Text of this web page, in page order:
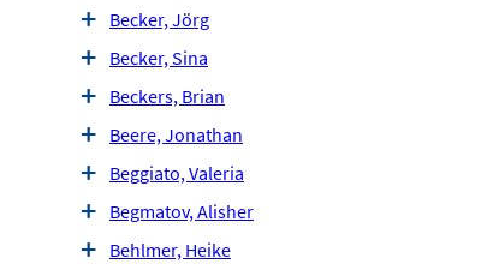
Becker, Jörg
Becker, Sina
Beckers, Brian
Beere, Jonathan
Beggiato, Valeria
Begmatov, Alisher
Behlmer, Heike